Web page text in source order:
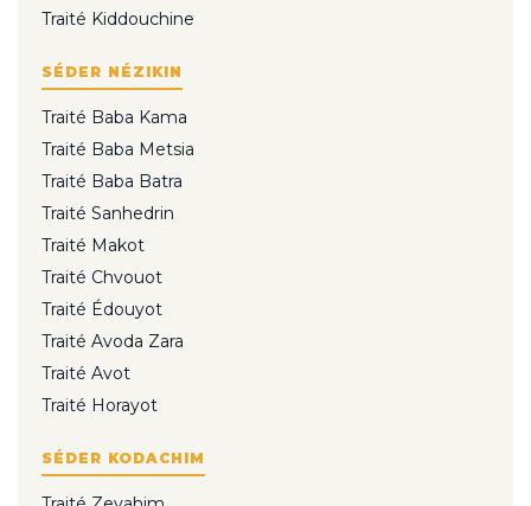
Traité Kiddouchine
SÉDER NÉZIKIN
Traité Baba Kama
Traité Baba Metsia
Traité Baba Batra
Traité Sanhedrin
Traité Makot
Traité Chvouot
Traité Édouyot
Traité Avoda Zara
Traité Avot
Traité Horayot
SÉDER KODACHIM